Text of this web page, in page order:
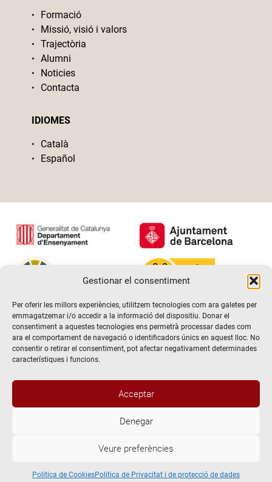
Gestionar el consentiment
Per oferir les millors experiències, utilitzem tecnologies com ara galetes per
emmagatzemar i/o accedir a la informació del dispositiu. Donar el
consentiment a aquestes tecnologies ens permetrà processar dades com
ara el comportament de navegació o identificadors únics en aquest lloc. No
consentir o retirar el consentiment, pot afectar negativament determinades
característiques i funcions.
Acceptar
Denegar
Veure preferències
Politica de CookiesPolitica de Privacitat i de protecció de dades
Formació
Missió, visió i valors
Trajectòria
Alumni
Noticies
Contacta
IDIOMES
Català
Español
@2026 Escola de teatre El Timbal. Tots els drets reservats
Avís Legal
Politica de Cookies
Hola! Voldria més informació / Querría